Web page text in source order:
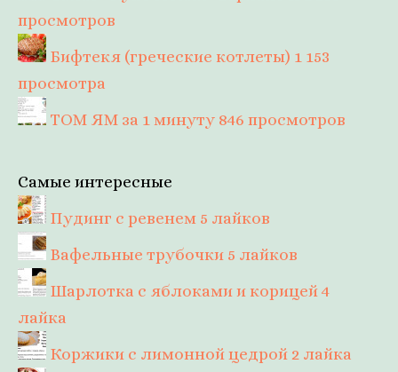
просмотров
Бифтекя (греческие котлеты) 1 153
просмотра
ТОМ ЯМ за 1 минуту 846 просмотров
Самые интересные
Пудинг с ревенем 5 лайков
Вафельные трубочки 5 лайков
Шарлотка с яблоками и корицей4
лайка
Коржики с лимонной цедрой 2 лайка